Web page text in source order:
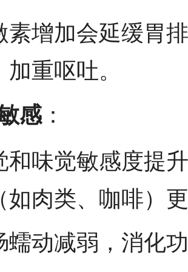
素增加会延缓胃
加重呕吐。
感 ：
和味觉敏感度提
如肉类、咖啡）
蠕动减弱，消化